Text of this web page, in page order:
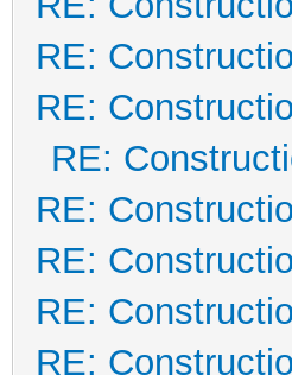
RE:
RE:
RE:
RE:
RE:
RE:
RE: